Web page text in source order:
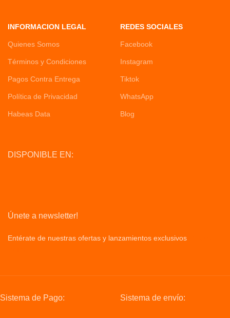
INFORMACION LEGAL
Quienes Somos
Términos y Condiciones
Pagos Contra Entrega
Política de Privacidad
Habeas Data
REDES SOCIALES
Facebook
Instagram
Tiktok
WhatsApp
Blog
DISPONIBLE EN:
Únete a newsletter!
Entérate de nuestras ofertas y lanzamientos exclusivos
Sistema de Pago: Sistema de envío: